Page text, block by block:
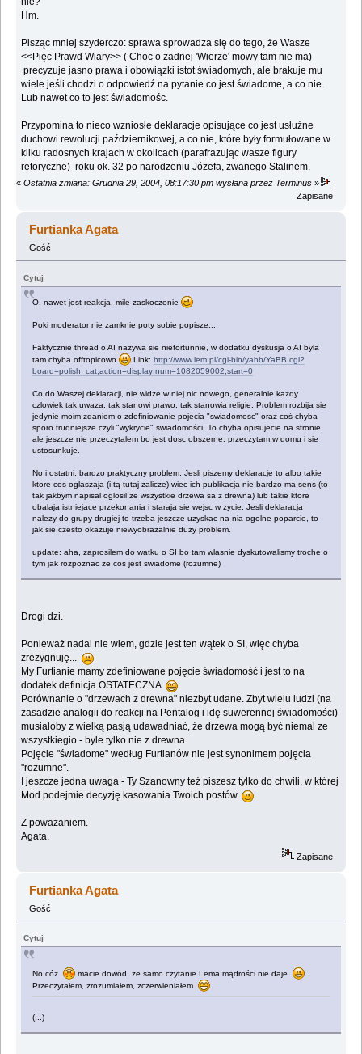
Hm.
Pisząc mniej szyderczo: sprawa sprowadza się do tego, że Wasze
<<Pięc Prawd Wiary>> ( Choc o żadnej 'Wierze' mowy tam nie ma)
precyzuje jasno prawa i obowiązki istot świadomych, ale brakuje mu
wiele jeśli chodzi o odpowiedź na pytanie co jest świadome, a co nie.
Lub nawet co to jest świadomośc.
Przypomina to nieco wzniosłe deklaracje opisujące co jest usłużne
duchowi rewolucji październikowej, a co nie, które były formułowane w
kilku radosnych krajach w okolicach (parafrazując wasze figury
retoryczne) roku ok. 32 po narodzeniu Józefa, zwanego Stalinem.
« Ostatnia zmiana: Grudnia 29, 2004, 08:17:30 pm wysłana przez Terminus »
Zapisane
Furtianka Agata
Gość
Cytuj
O, nawet jest reakcja, mile zaskoczenie
Poki moderator nie zamknie poty sobie popisze...
Faktycznie thread o AI nazywa sie niefortunnie, w dodatku dyskusja o AI byla
tam chyba offtopicowo
Link:http://www.lem.pl/cgi-bin/yabb/YaBB.cgi?
board=polish_cat;action=display;num=1082059002;start=0
Co do Waszej deklaracji, nie widze w niej nic nowego, generalnie kazdy
czlowiek tak uwaza, tak stanowi prawo, tak stanowia religie. Problem rozbija sie
jedynie moim zdaniem o zdefiniowanie pojecia "swiadomosc" oraz coś chyba
sporo trudniejsze czyli "wykrycie" swiadomości. To chyba opisujecie na stronie
ale jeszcze nie przeczytalem bo jest dosc obszerne, przeczytam w domu i sie
ustosunkuje.
No i ostatni, bardzo praktyczny problem. Jesli piszemy deklaracje to albo takie
ktore cos oglaszaja (i tą tutaj zalicze) wiec ich publikacja nie bardzo ma sens (to
tak jakbym napisal oglosil ze wszystkie drzewa sa z drewna) lub takie ktore
obalaja istniejace przekonania i staraja sie wejsc w zycie. Jesli deklaracja
nalezy do grupy drugiej to trzeba jeszcze uzyskac na nia ogolne poparcie, to
jak sie czesto okazuje niewyobrazalnie duzy problem.
update: aha, zaprosilem do watku o SI bo tam wlasnie dyskutowalismy troche o
tym jak rozpoznac ze cos jest swiadome (rozumne)
Drogi dzi.
Ponieważ nadal nie wiem, gdzie jest ten wątek o SI, więc chyba
zrezygnuję...
My Furtianie mamy zdefiniowane pojęcie świadomość i jest to na
dodatek definicja OSTATECZNA
Porównanie o "drzewach z drewna" niezbyt udane. Zbyt wielu ludzi (na
zasadzie analogii do reakcji na Pentalog i idę suwerennej świadomości)
musiałoby z wielką pasją udawadniać, że drzewa mogą być niemal ze
wszystkiegio - byle tylko nie z drewna.
Pojęcie "świadome" według Furtianów nie jest synonimem pojęcia
"rozumne".
I jeszcze jedna uwaga - Ty Szanowny też piszesz tylko do chwili, w której
Mod podejmie decyzję kasowania Twoich postów.
Z poważaniem.
Agata.
Zapisane
Furtianka Agata
Gość
Cytuj
No cóż macie dowód, że samo czytanie Lema mądrości nie daje
.
Przeczytałem, zrozumiałem, zczerwieniałem
(...)